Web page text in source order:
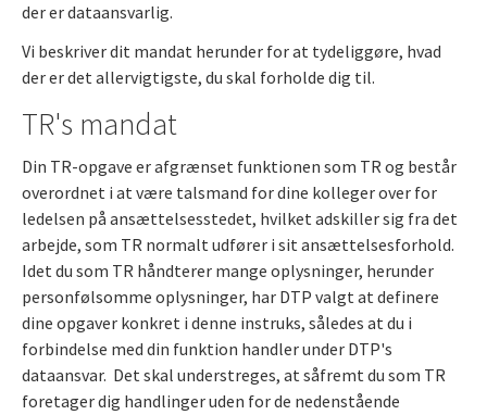
der er dataansvarlig.
Vi beskriver dit mandat herunder for at tydeliggøre, hvad
der er det allervigtigste, du skal forholde dig til.
TR's mandat
Din TR-opgave er afgrænset funktionen som TR og består
overordnet i at være talsmand for dine kolleger over for
ledelsen på ansættelsesstedet, hvilket adskiller sig fra det
arbejde, som TR normalt udfører i sit ansættelsesforhold.
Idet du som TR håndterer mange oplysninger, herunder
personfølsomme oplysninger, har DTP valgt at definere
dine opgaver konkret i denne instruks, således at du i
forbindelse med din funktion handler under DTP's
dataansvar. Det skal understreges, at såfremt du som TR
foretager dig handlinger uden for de nedenstående